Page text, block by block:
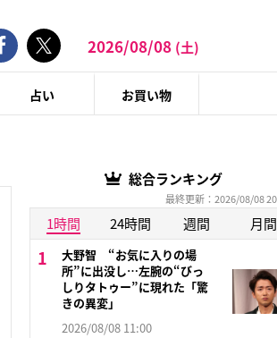
2026/08/08 (土)
占い お買い物
総合ランキング
最終更新：2026/08/08
1時間 24時間 週間 月間
大野智 “お気に入りの場
所”に出没し…左腕の“びっ
しりタトゥー”に現れた「驚
きの異変」
2026/08/08 11:00